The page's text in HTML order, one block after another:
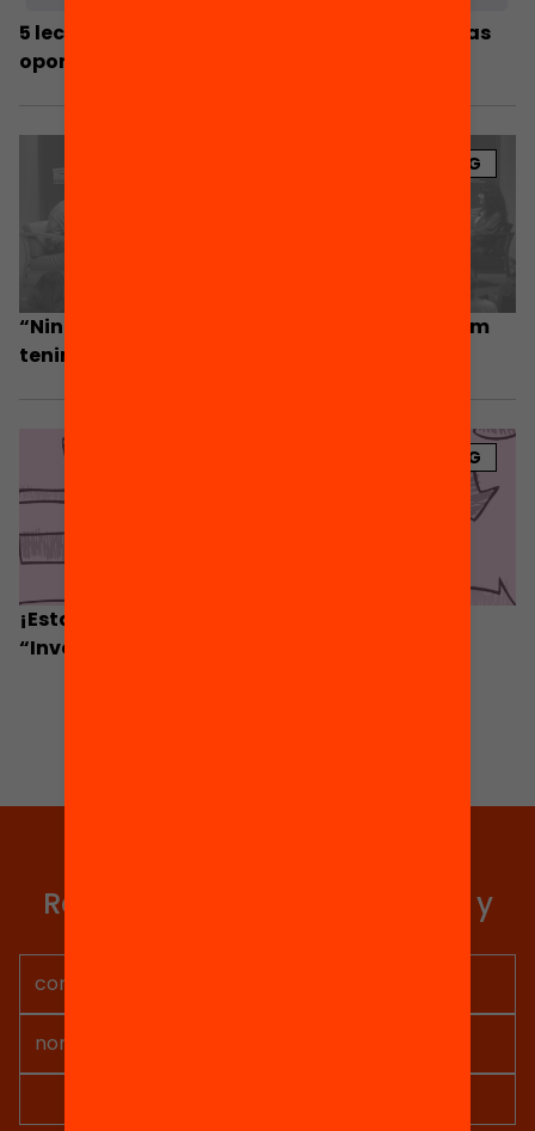
5 lecciones extraídas de los centros de nuevas
oportunidades en Cataluña
BLOG
“Ningú vol fracassar, però no tothom sap com
tenir èxit”
BLOG
¡Estamos de estreno! Te presentamos
“Investigación y ¡acción!”
Recibe contenidos, iniciativas y